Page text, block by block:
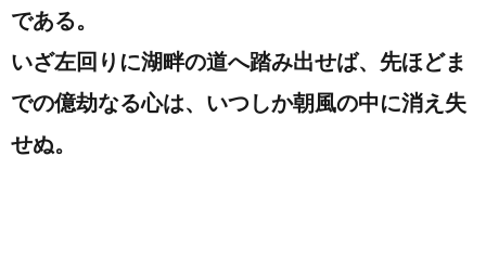
である。
いざ左回りに湖畔の道へ踏み出せば、先ほどま
での億劫なる心は、いつしか朝風の中に消え失
せぬ。